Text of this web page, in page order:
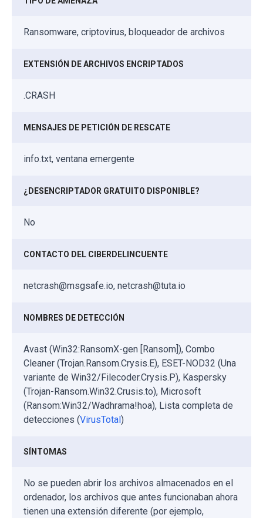
Ransomware, criptovirus, bloqueador de archivos
EXTENSIÓN DE ARCHIVOS ENCRIPTADOS
.CRASH
MENSAJES DE PETICIÓN DE RESCATE
info.txt, ventana emergente
¿DESENCRIPTADOR GRATUITO DISPONIBLE?
No
CONTACTO DEL CIBERDELINCUENTE
netcrash@msgsafe.io, netcrash@tuta.io
NOMBRES DE DETECCIÓN
Avast (Win32:RansomX-gen [Ransom]), Combo
Cleaner (Trojan.Ransom.Crysis.E), ESET-NOD32 (Una
variante de Win32/Filecoder.Crysis.P), Kaspersky
(Trojan-Ransom.Win32.Crusis.to), Microsoft
(Ransom:Win32/Wadhrama!hoa), Lista completa de
detecciones (VirusTotal)
SÍNTOMAS
No se pueden abrir los archivos almacenados en el
ordenador, los archivos que antes funcionaban ahora
tienen una extensión diferente (por ejemplo,